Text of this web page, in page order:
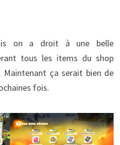
on a droit à une belle
tous les items du shop
Maintenant ça serait bien de
fois.